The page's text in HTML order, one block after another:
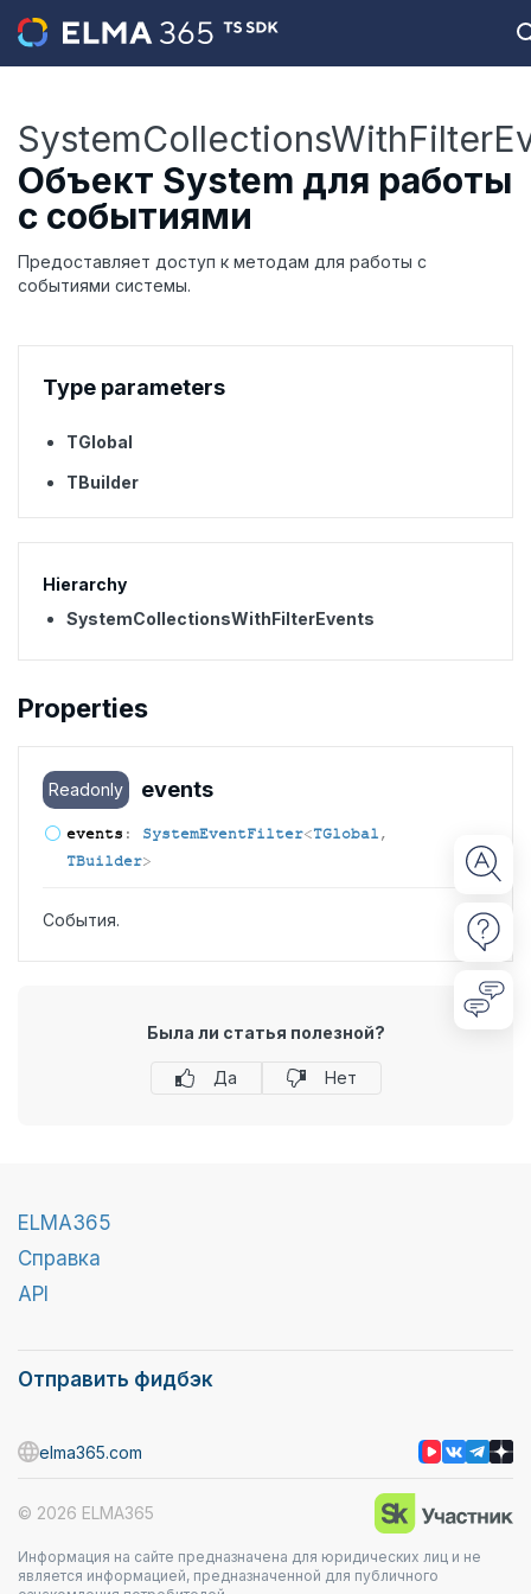
Объект System для работы
с событиями
Предоставляет доступ к методам для работы с
событиями системы.
Type parameters
TGlobal
TBuilder
Hierarchy
SystemCollectionsWithFilterEvents
Properties
Readonly events
events : SystemEventFilter<TGlobal,
TBuilder>
События.
Была ли статья полезной?
Да Нет
ELMA365
Справка
API
Отправить фидбэк
Информация на сайте предназначена для юридических лиц и не
является информацией, предназначенной для публичного
© 2026 ELMA365
elma365.com